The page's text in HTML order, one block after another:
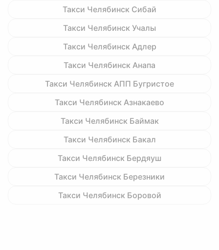
Такси Челябинск Сибай
Такси Челябинск Учалы
Такси Челябинск Адлер
Такси Челябинск Анапа
Такси Челябинск АПП Бугристое
Такси Челябинск Азнакаево
Такси Челябинск Баймак
Такси Челябинск Бакал
Такси Челябинск Бердяуш
Такси Челябинск Березники
Такси Челябинск Боровой